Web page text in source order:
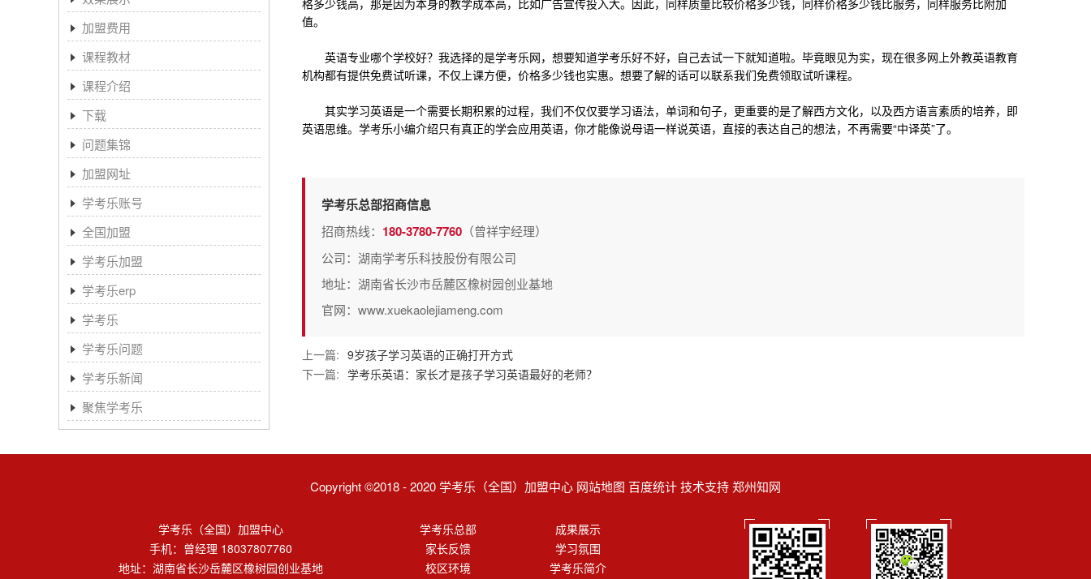
加盟费用
课程教材
课程介绍
下载
问题集锦
加盟网址
学考乐账号
全国加盟
学考乐加盟
学考乐erp
学考乐
学考乐问题
学考乐新闻
聚焦学考乐
格多少钱高，那是因为本身的教学成本高，比如广告宣传投入大。因此，同样质量比较价格多少钱，同样价格多少钱比服务，同样服务比附加
值。
英语专业哪个学校好？我选择的是学考乐网，想要知道学考乐好不好，自己去试一下就知道啦。毕竟眼见为实，现在很多网上外教英语教育
机构都有提供免费试听课，不仅上课方便，价格多少钱也实惠。想要了解的话可以联系我们免费领取试听课程。
其实学习英语是一个需要长期积累的过程，我们不仅仅要学习语法，单词和句子，更重要的是了解西方文化，以及西方语言素质的培养，即
英语思维。学考乐小编介绍只有真正的学会应用英语，你才能像说母语一样说英语，直接的表达自己的想法，不再需要“中译英”了。
学考乐总部招商信息
招商热线： 180-3780-7760 （曾祥宇经理）
公司：湖南学考乐科技股份有限公司
地址：湖南省长沙市岳麓区橡树园创业基地
官网：www.xuekaolejiameng.com
上一篇: 9岁孩子学习英语的正确打开方式
下一篇: 学考乐英语：家长才是孩子学习英语最好的老师？
Copyright ©2018 - 2020 学考乐（全国）加盟中心 网站地图 百度统计 技术支持 郑州知网
学考乐（全国）加盟中心
手机：曾经理 18037807760
地址：湖南省长沙岳麓区橡树园创业基地
学考乐总部
成果展示
家长反馈
学习氛围
校区环境
学考乐简介